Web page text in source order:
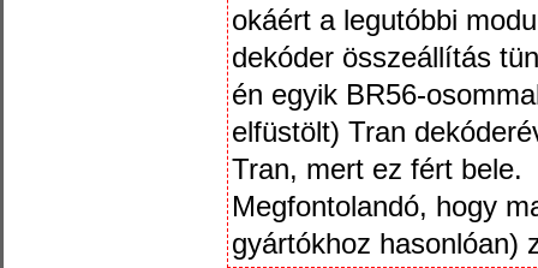
okáért a legutóbbi
dekóder összeállítás
én egyik BR56-
elfüstölt) Tran
Tran, mert ez fért bele.
Megfontolandó, hogy
gyártókhoz hasonlóan)